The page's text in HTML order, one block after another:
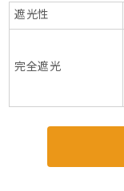
遮光性
完全遮光